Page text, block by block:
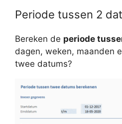
Periode tussen 2
Bereken de periode
dagen, weken, maanden
twee datums?